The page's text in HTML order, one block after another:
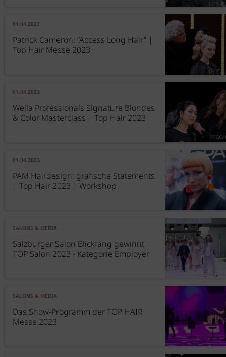
01.04.2023
Patrick Cameron: “Access Long Hair” |
Top Hair Messe 2023
01.04.2023
Wella Professionals Signature Blondes
& Color Masterclass | Top Hair 2023
01.04.2023
PAM Hairdesign: grafische Statements
| Top Hair 2023 | Workshop
SALONS & MEDIA
Salzburger Salon Blickfang gewinnt
TOP Salon 2023 - Kategorie Employer
SALONS & MEDIA
Das Show-Programm der TOP HAIR
Messe 2023